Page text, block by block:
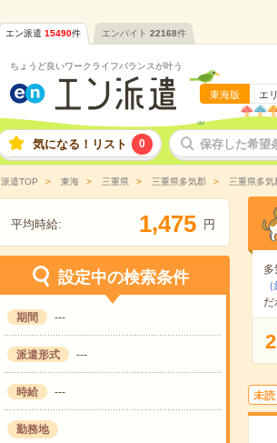
エン派遣 15490件 エンバイト 22168件
ちょうど良いワークライフバランスが叶う
東海版 エ
気になる！リスト 0 保存した希望
派遣TOP 東海 三重県 三重県多気郡 三重県多
平均時給: 1,475 円
設定中の検索条件
期間 ---
派遣形式 ---
時給 ---
勤務地
多
だ
2
未読